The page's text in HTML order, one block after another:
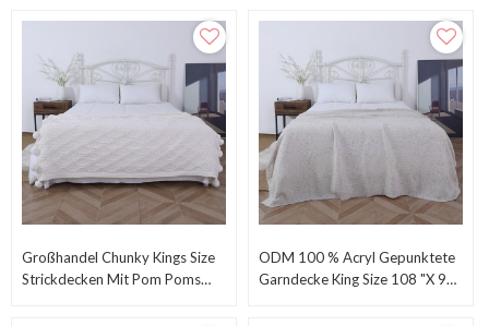
Großhandel Chunky Kings Size
Strickdecken Mit Pom Poms
ODM 100 % Acryl Gepunktete
Garndecke King Size 108 "x 90"